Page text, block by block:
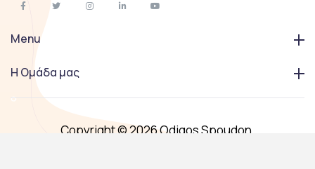
Menu
Η Ομάδα μας
Copyright © 2026 Odigos Spoudon.